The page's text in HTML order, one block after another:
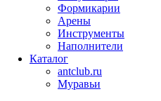
Формикарии
Арены
Инструменты
Наполнители
Каталог
antclub.ru
Муравьи